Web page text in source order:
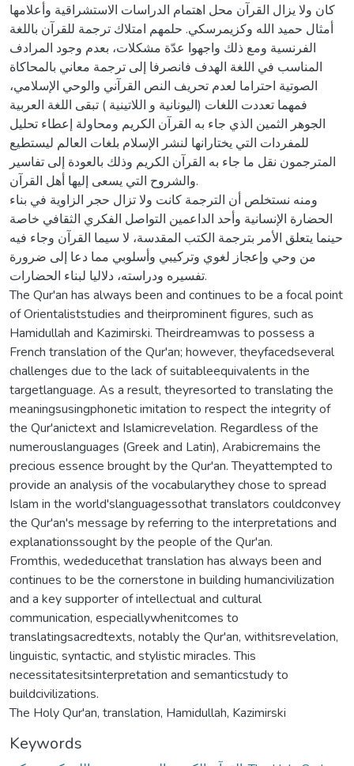
كان ولا يزال القرآن محل اهتمام الدراسات الاستشراقية وأعلامها
أمثال حميد الله وكزيمرسكي. حلمهم امتلاك ترجمة للقرآن باللغة
الفرنسية ومع ذلك واجهوا عدّة مشكلات، بعدم وجود المرادف
المناسب في اللغة الهدف فانصرفا إلى ترجمة معاني بالمحاكاة
الصوتية احتراما لعدم تحريف النص القرآني والوحي الإسلامي،
فمهما تعددت اللغات (اليونانية و اللاتينية ) تبقى اللغة العربية
الجوهر الثمين الذي جاء به القرآن الكريم ومحاولة إعطاء تحليل
للمفردات التي يختارانها لنشر الإسلام بلغات العالم ليستطيع
المترجمون نقل ما جاء به القرآن الكريم وذلك بالعودة إلى تفاسير
والشروح التي يسعى إليها أهل القرآن.
ومنه نستخلص أن الترجمة كانت ولا تزال حجر الزاوية في بناء
الحضارة الإنسانية وأحد الداعمين التواصل الفكري الثقافي خاصة
حينما يتعلق الأمر بترجمة الكتب المقدسة، لا سيما القرآن وجاء فيه
من وحي وإعجاز لغوي وتركيبي وأسلوبي مما دعا إلى ضرورة
تفسيره ودراسته، دلاليا لبناء الحضارات.
The Qur'an has always been and continues to be a focal point
of Orientaliststudies and theirprominent figures, such as
Hamidullah and Kazimirski. Theirdreamwas to possess a
French translation of the Qur'an; however, theyfacedseveral
challenges due to the lack of suitableequivalents in the
targetlanguage. As a result, theyresorted to translating the
meaningsusingphonetic imitation to respect the integrity of
the Qur'anictext and Islamicrevelation. Regardless of the
numerouslanguages (Greek and Latin), Arabicremains the
precious essence brought by the Qur'an. Theyattempted to
provide an analysis of the vocabularythey chose to spread
Islam in the world'slanguagessothat translators couldconvey
the Qur'an's message by referring to the interpretations and
explanationssought by the people of the Qur'an.
Fromthis, wededucethat translation has always been and
continues to be the cornerstone in building humancivilization
and a key supporter of intellectual and cultural
communication, especiallywhenitcomes to
translatingsacredtexts, notably the Qur'an, withitsrevelation,
linguistic, syntactic, and stylistic miracles. This
necessitatesitsinterpretation and semanticstudy to
buildcivilizations.
The Holy Qur'an, translation, Hamidullah, Kazimirski
Keywords